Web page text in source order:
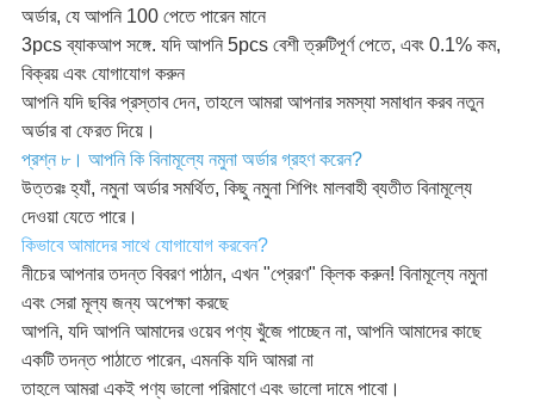
অর্ডার, যে আপনি 100 পেতে পারেন মানে
3pcs ব্যাকআপ সঙ্গে. যদি আপনি 5pcs বেশী ত্রুটিপূর্ণ পেতে, এবং 0.1% কম,
বিক্রয় এবং যোগাযোগ করুন
আপনি যদি ছবির প্রস্তাব দেন, তাহলে আমরা আপনার সমস্যা সমাধান করব নতুন
অর্ডার বা ফেরত দিয়ে।
প্রশ্ন ৮। আপনি কি বিনামূল্যে নমুনা অর্ডার গ্রহণ করেন?
উত্তরঃ হ্যাঁ, নমুনা অর্ডার সমর্থিত, কিছু নমুনা শিপিং মালবাহী ব্যতীত বিনামূল্যে
দেওয়া যেতে পারে।
কিভাবে আমাদের সাথে যোগাযোগ করবেন?
নীচের আপনার তদন্ত বিবরণ পাঠান, এখন "প্রেরণ" ক্লিক করুন! বিনামূল্যে নমুনা
এবং সেরা মূল্য জন্য অপেক্ষা করছে
আপনি, যদি আপনি আমাদের ওয়েব পণ্য খুঁজে পাচ্ছেন না, আপনি আমাদের কাছে
একটি তদন্ত পাঠাতে পারেন, এমনকি যদি আমরা না
তাহলে আমরা একই পণ্য ভালো পরিমাণে এবং ভালো দামে পাবো।